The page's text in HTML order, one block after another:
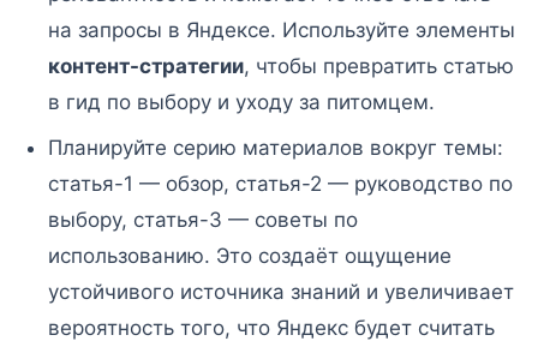
на запросы в Яндексе. Используйте элементы
контент-стратегии, чтобы превратить статью
в гид по выбору и уходу за питомцем.
Планируйте серию материалов вокруг темы:
статья-1 — обзор, статья-2 — руководство по
выбору, статья-3 — советы по
использованию. Это создаёт ощущение
устойчивого источника знаний и увеличивает
вероятность того, что Яндекс будет считать